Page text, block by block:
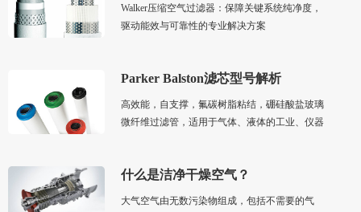
Walker压缩空气过滤器：保障关键系统纯净度，
驱动能效与可靠性的专业解决方案
Parker Balston滤芯型号解析
高效能，自支撑，氟碳树脂粘结，硼硅酸盐玻璃
微纤维过滤管，适用于气体、液体的工业、仪器
98%时的过滤精度为0.3微米~25微米。0.3微米条
什么是洁净干燥空气？
大气空气由无数污染物组成，包括不需要的气